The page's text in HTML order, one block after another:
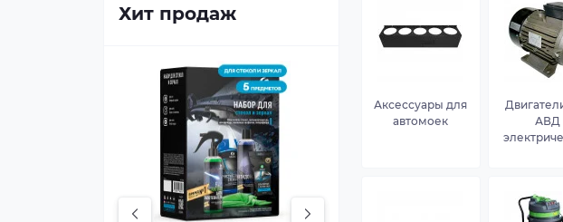
Хит продаж
Аксессуары для
автомоек
АВД